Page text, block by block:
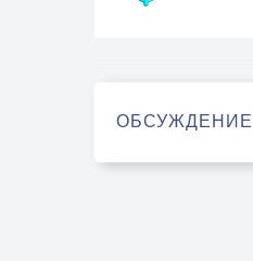
ОБСУЖДЕНИЕ